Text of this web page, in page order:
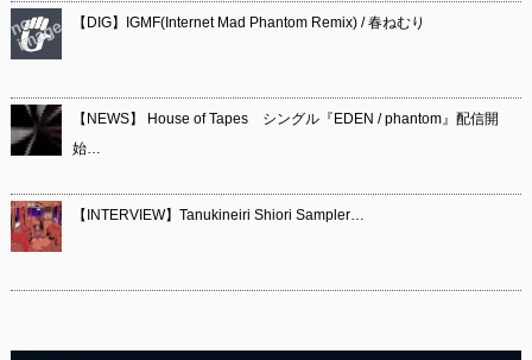
【DIG】IGMF(Internet Mad Phantom Remix) / 春ねむり
【NEWS】 House of Tapes シングル『EDEN / phantom』配信開
始…
【INTERVIEW】Tanukineiri Shiori Sampler…